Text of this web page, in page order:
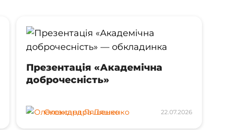
Презентація «Академічна
доброчесність»
Олександра Ляшенко 22.07.2026